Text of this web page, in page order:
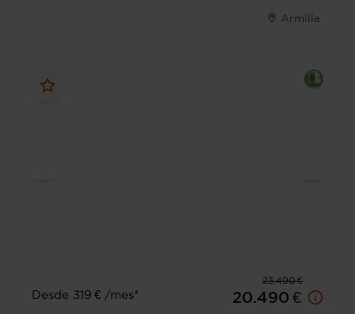
Armilla
23.490 €
Desde 319 € /mes*
20.490 €